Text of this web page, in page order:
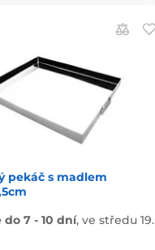
pekáč s madlem
do 7 - 10 dní, ve středu 19.